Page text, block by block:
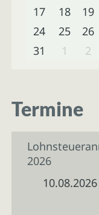
17
18 19
24
25 26
31
1 2
Termine
2026
10.08.2026